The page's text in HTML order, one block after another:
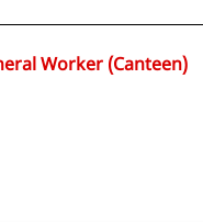
Worker (Canteen)